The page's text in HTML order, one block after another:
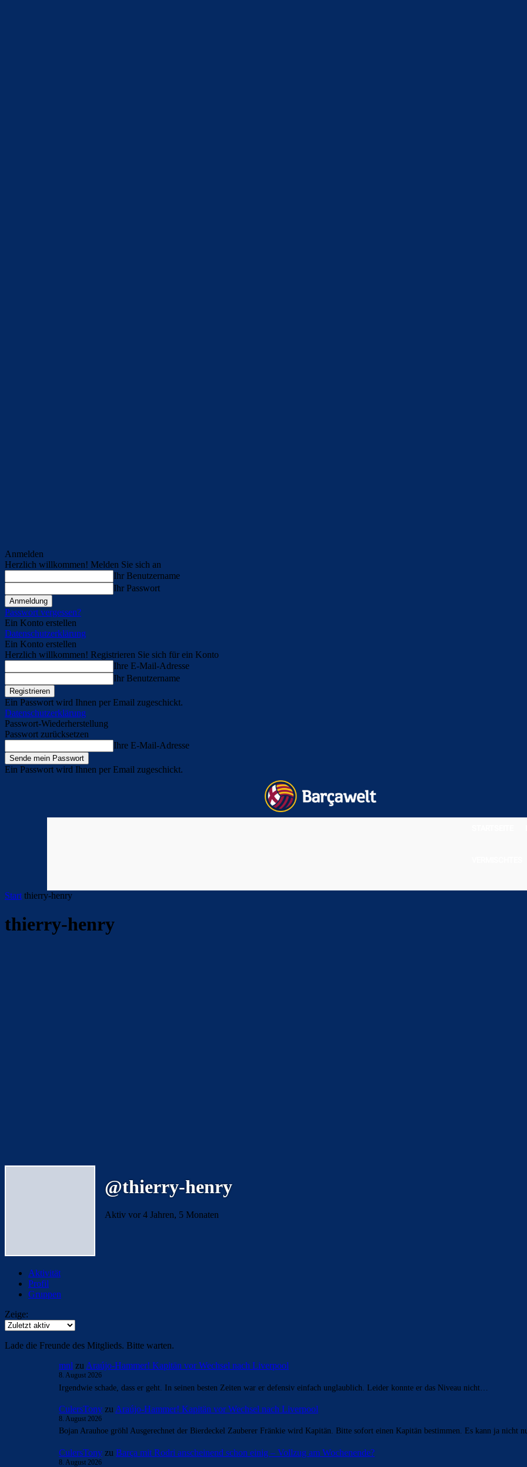
Anmelden
Herzlich willkommen! Melden Sie sich an
Ihr Benutzername
Ihr Passwort
Passwort vergessen?
Ein Konto erstellen
Datenschutzerklärung
Ein Konto erstellen
Herzlich willkommen! Registrieren Sie sich für ein Konto
Ihre E-Mail-Adresse
Ihr Benutzername
Ein Passwort wird Ihnen per Email zugeschickt.
Datenschutzerklärung
Passwort-Wiederherstellung
Passwort zurücksetzen
Ihre E-Mail-Adresse
Ein Passwort wird Ihnen per Email zugeschickt.
Start thierry-henry
thierry-henry
@thierry-henry
Aktiv vor 4 Jahren, 5 Monaten
Aktivität
Profil
Gruppen
Zeige:
Lade die Freunde des Mitglieds. Bitte warten.
mnl zuAraújo-Hammer! Kapitän vor Wechsel nach Liverpool
8. August 2026
Irgendwie schade, dass er geht. In seinen besten Zeiten war er defensiv einfach unglaublich. Leider konnte er das Niveau nicht…
CulersTony zu Araújo-Hammer! Kapitän vor Wechsel nach Liverpool
8. August 2026
Bojan Arauhoe gröhl Ausgerechnet der Bierdeckel Zauberer Fränkie wird Kapitän. Bitte sofort einen Kapitän bestimmen. Es kann ja nicht
CulersTony zu Barça mit Rodri anscheinend schon einig – Vollzug am Wochenende?
8. August 2026